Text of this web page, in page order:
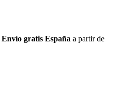
Envío gratis España a partir de